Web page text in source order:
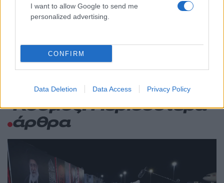
I want to allow Google to send me
personalized advertising.
CONFIRM
Data Deletion Data Access Privacy Policy
«συγκεντρωτικό μοντέλο»
Συνελήφθη στην Ψάθα αδερφός
στα συντρίμμια του ελικοπτέρου
Κόσμος: Περισσότερα
άρθρα